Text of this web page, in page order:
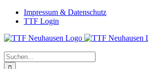
Zum
Inhalt
Facebook
InstagramImpressum & Datenschutz
TTF Login
Suche
nach: